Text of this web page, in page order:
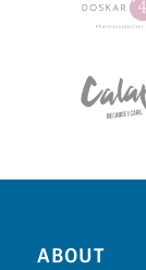
ABOUT